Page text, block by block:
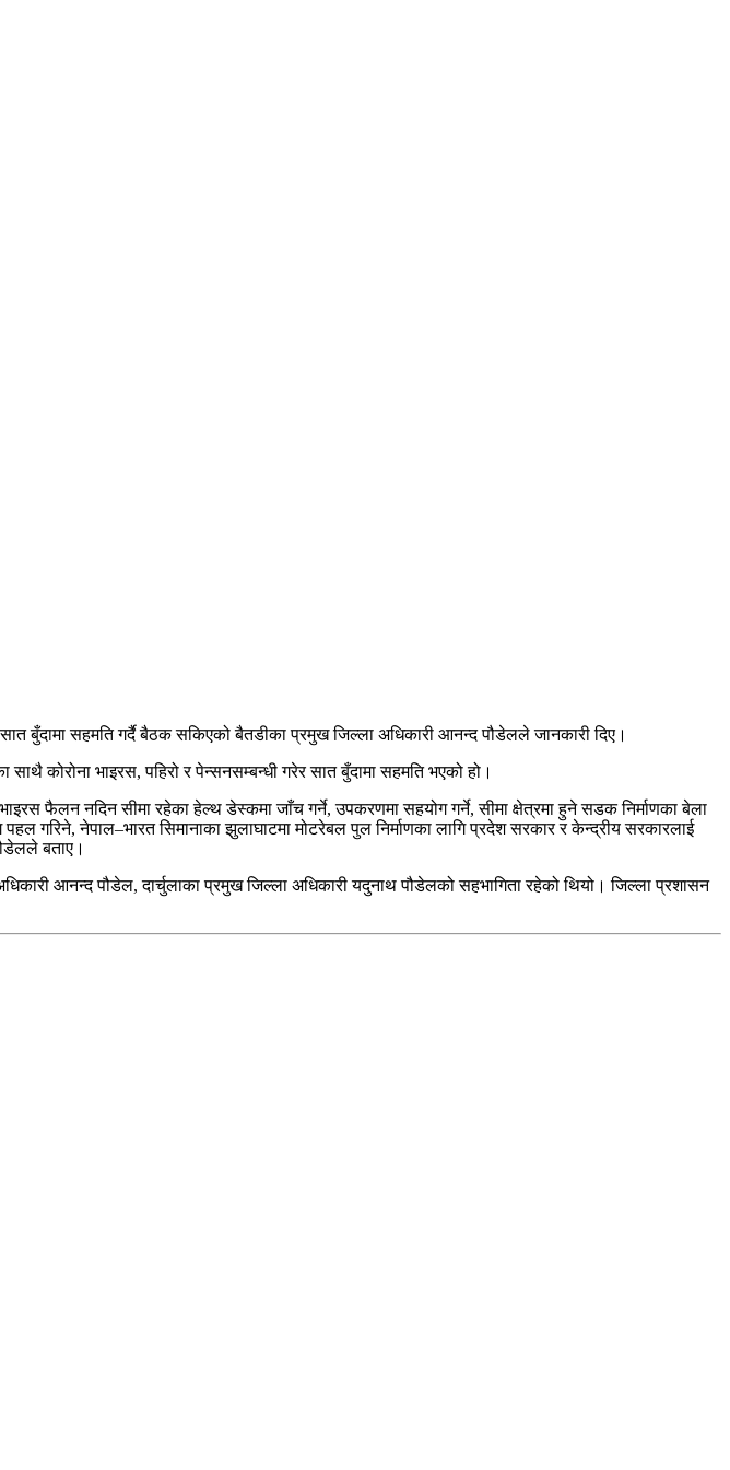
बुँदामा सहमति गर्दै बैठक सकिएको बैतडीका प्रमुख जिल्ला अधिकारी आनन्द पौडेलले जानकारी दिए।
कोरोना भाइरस, पहिरो र पेन्सनसम्बन्धी गरेर सात बुँदामा सहमति भएको हो।
फैलन नदिन सीमा रहेका हेल्थ डेस्कमा जाँच गर्ने, उपकरणमा सहयोग गर्ने, सीमा क्षेत्रमा हुने सडक निर्माणका बेला
गरिने, नेपाल–भारत सिमानाका झुलाघाटमा मोटरेबल पुल निर्माणका लागि प्रदेश सरकार र केन्द्रीय सरकारलाई
बताए।
आनन्द पौडेल, दार्चुलाका प्रमुख जिल्ला अधिकारी यदुनाथ पौडेलको सहभागिता रहेको थियो। जिल्ला प्रशासन